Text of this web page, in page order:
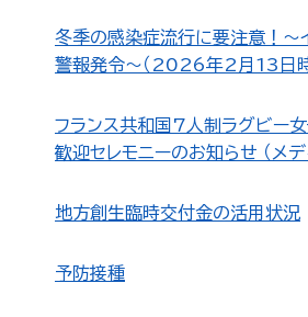
冬季の感染症流行に要注意！～
警報発令～（2026年2月13日時
フランス共和国7人制ラグビー
歓迎セレモニーのお知らせ （メデ
地方創生臨時交付金の活用状況
予防接種